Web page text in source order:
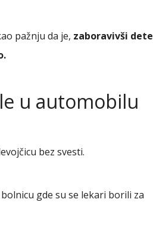
pažnju da je, zaboravivši dete
u automobilu
bez svesti.
gde su se lekari borili za